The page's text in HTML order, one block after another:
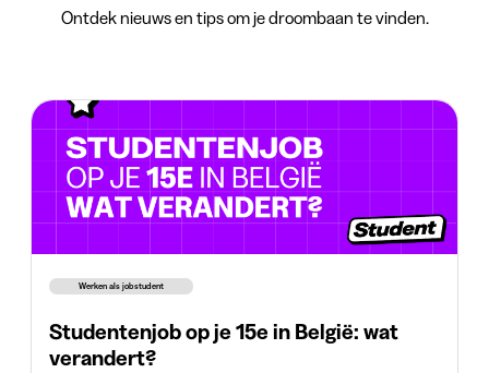
Ontdek nieuws en tips om je droombaan te vinden.
Werken als jobstudent
Studentenjob op je 15e in België: wat
verandert?